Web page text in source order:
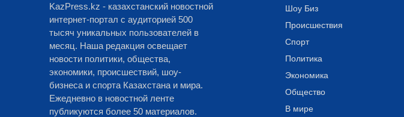
KazPress.kz - казахстанский новостной
интернет-портал с аудиторией 500
тысяч уникальных пользователей в
месяц. Наша редакция освещает
новости политики, общества,
экономики, происшествий, шоу-
бизнеса и спорта Казахстана и мира.
Ежедневно в новостной ленте
публикуются более 50 материалов.
Шоу Биз
Происшествия
Спорт
Политика
Экономика
Общество
В мире